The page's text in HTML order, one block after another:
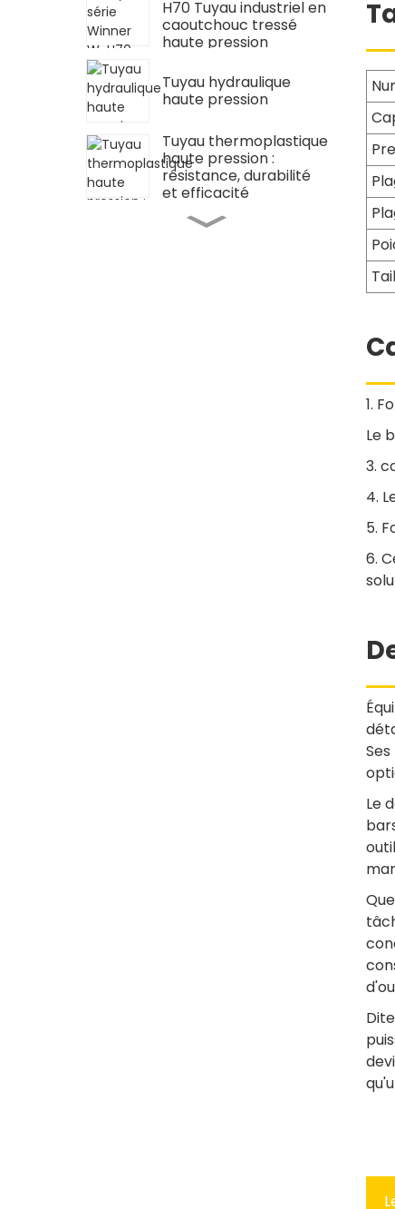
H70 Tuyau industriel en
caoutchouc tressé
haute pression
Tuyau hydraulique
flexible pour clé
dynamométrique
Tuyau hydraulique
haute pression
Tuyau thermoplastique
haute pression :
résistance, durabilité
et efficacité
Valve d'arrêt
hydraulique,
1.
Le
3.
4.
5.
6.
Le